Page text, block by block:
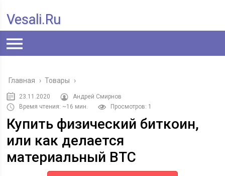
Vesali.ru
Главная › Товары ›
23.11.2020
Андрей Смирнов
Время чтения: ~16 мин.
Просмотров: 1
Купить физический биткоин,
или как делается
материальный BTC